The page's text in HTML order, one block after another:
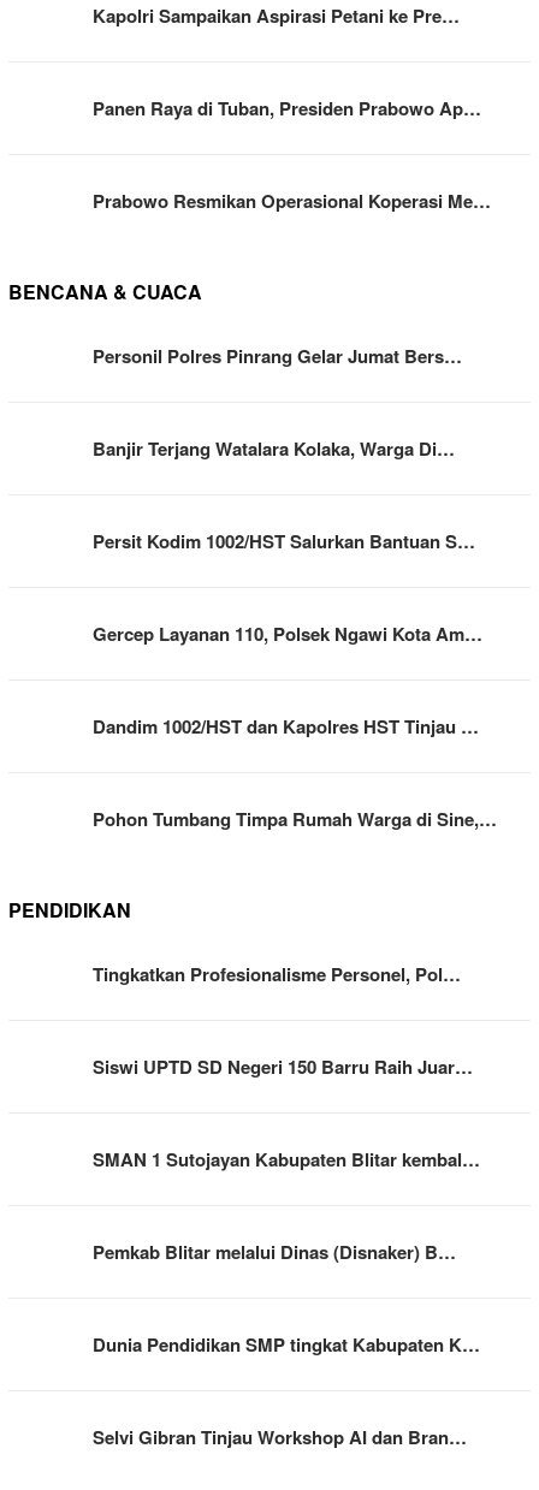
Kapolri Sampaikan Aspirasi Petani ke Pre…
Panen Raya di Tuban, Presiden Prabowo Ap…
Prabowo Resmikan Operasional Koperasi Me…
BENCANA & CUACA
Personil Polres Pinrang Gelar Jumat Bers…
Banjir Terjang Watalara Kolaka, Warga Di…
Persit Kodim 1002/HST Salurkan Bantuan S…
Gercep Layanan 110, Polsek Ngawi Kota Am…
Dandim 1002/HST dan Kapolres HST Tinjau …
Pohon Tumbang Timpa Rumah Warga di Sine,…
PENDIDIKAN
Tingkatkan Profesionalisme Personel, Pol…
Siswi UPTD SD Negeri 150 Barru Raih Juar…
SMAN 1 Sutojayan Kabupaten Blitar kembal…
Pemkab Blitar melalui Dinas (Disnaker) B…
Dunia Pendidikan SMP tingkat Kabupaten K…
Selvi Gibran Tinjau Workshop AI dan Bran…